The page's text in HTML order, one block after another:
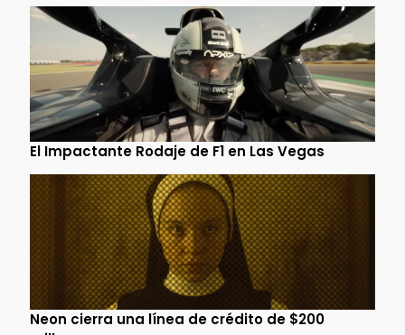
El Impactante Rodaje de F1 en Las Vegas
Neon cierra una línea de crédito de $200